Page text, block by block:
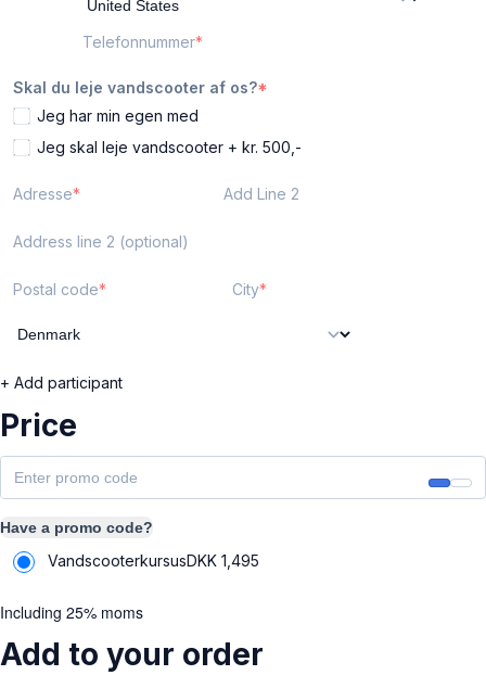
Telefonnummer
Skal du leje vandscooter af os?
Jeg har min egen med
Jeg skal leje vandscooter + kr. 500,-
Adresse Add Line 2
Address line 2 (optional)
Postal code City
+ Add participant
Price
Have a promo code?
VandscooterkursusDKK 1,495
Including 25% moms
Add to your order